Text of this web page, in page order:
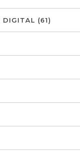
DIGITAL (61)